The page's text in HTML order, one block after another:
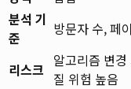
분석 기
준
방문자 수, 페
리스크 알고리즘 변경
질 위험 높음